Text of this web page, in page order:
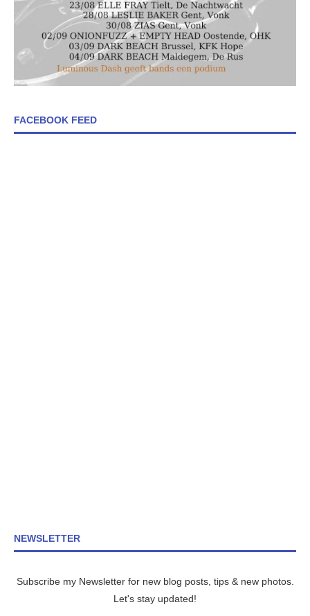
FACEBOOK FEED
NEWSLETTER
Subscribe my Newsletter for new blog posts, tips & new photos.
Let's stay updated!